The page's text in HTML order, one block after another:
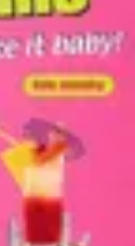
Recettes
Recettes de